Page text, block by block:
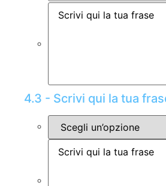
4.3 - Scrivi qui la tua